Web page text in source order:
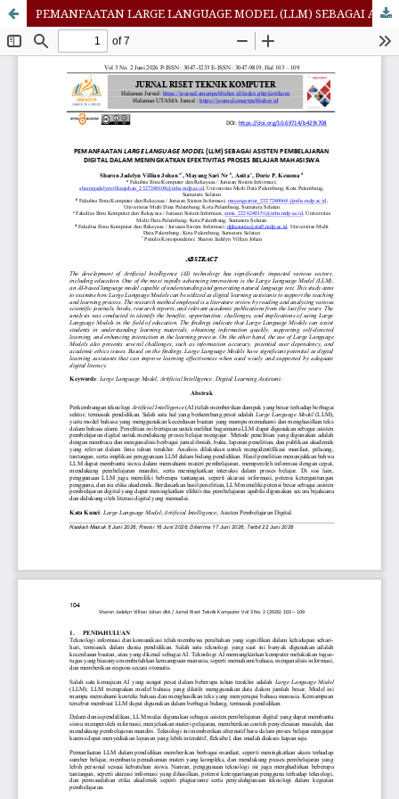
PEMANFAATAN LARGE LANGUAGE MODEL (LLM) SEBAGAI ASISTEN PEMBELAJARAN DIGITAL DALAM MENINGKATKAN EFEKTIVITAS PROSES BELAJAR MAHASISWA